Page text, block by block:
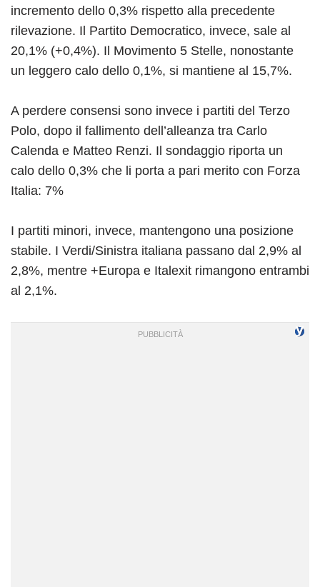
incremento dello 0,3% rispetto alla precedente
rilevazione. Il Partito Democratico, invece, sale al
20,1% (+0,4%). Il Movimento 5 Stelle, nonostante
un leggero calo dello 0,1%, si mantiene al 15,7%.
A perdere consensi sono invece i partiti del Terzo
Polo, dopo il fallimento dell’alleanza tra Carlo
Calenda e Matteo Renzi. Il sondaggio riporta un
calo dello 0,3% che li porta a pari merito con Forza
Italia: 7%
I partiti minori, invece, mantengono una posizione
stabile. I Verdi/Sinistra italiana passano dal 2,9% al
2,8%, mentre +Europa e Italexit rimangono entrambi
al 2,1%.